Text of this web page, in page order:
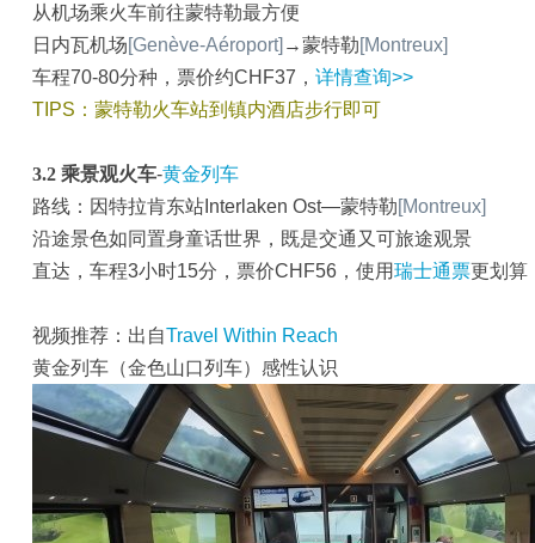
从机场乘火车前往蒙特勒最方便
日内瓦机场[Genève-Aéroport] →蒙特勒[Montreux]
车程70-80分种，票价约CHF37， 详情查询>>
TIPS：蒙特勒火车站到镇内酒店步行即可
3.2 乘景观火车-黄金列车
路线：因特拉肯东站Interlaken Ost—蒙特勒[Montreux]
沿途景色如同置身童话世界，既是交通又可旅途观景
直达，车程3小时15分，票价CHF56，使用瑞士通票更划算
视频推荐：出自Travel Within Reach
黄金列车（金色山口列车）感性认识